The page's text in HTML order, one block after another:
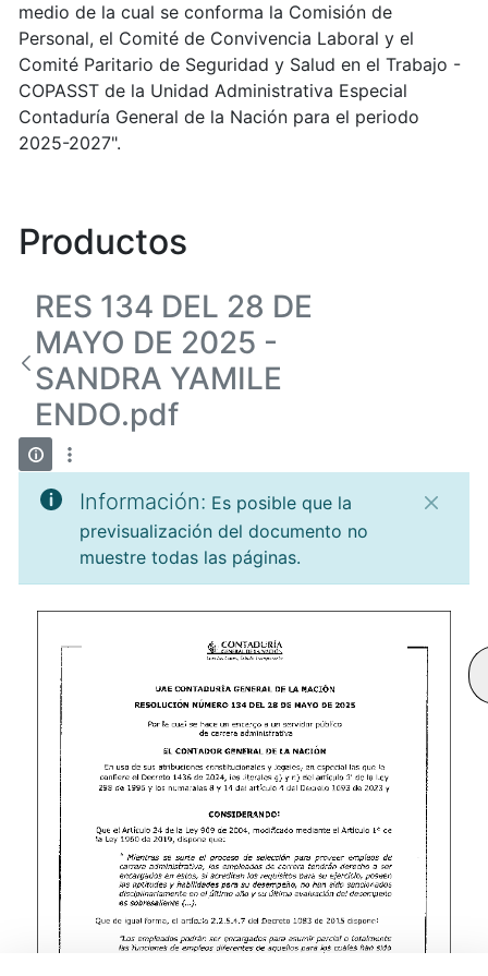
medio de la cual se conforma la Comisión de
Personal, el Comité de Convivencia Laboral y el
Comité Paritario de Seguridad y Salud en el Trabajo -
COPASST de la Unidad Administrativa Especial
Contaduría General de la Nación para el periodo
2025-2027".
Productos
RES 134 DEL 28 DE
MAYO DE 2025 -
SANDRA YAMILE
ENDO.pdf
Información: Es posible que la
previsualización del documento no
muestre todas las páginas.